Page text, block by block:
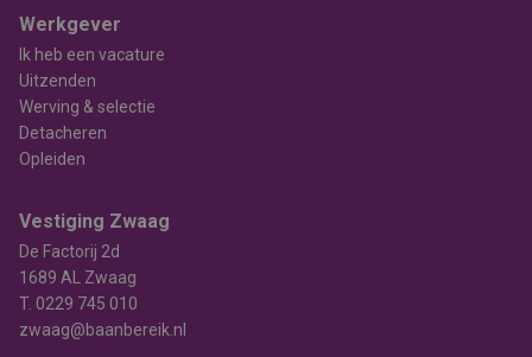
Werkgever
Ik heb een vacature
Uitzenden
Werving & selectie
Detacheren
Opleiden
Vestiging Zwaag
De Factorij 2d
1689 AL Zwaag
T. 0229 745 010
zwaag@baanbereik.nl